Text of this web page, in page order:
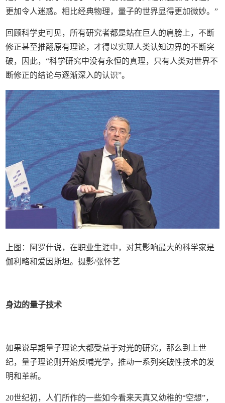
更加令人迷惑。相比经典物理，量子的世界显得更加微妙。”
回顾科学史可见，所有研究者都是站在巨人的肩膀上，不断
修正甚至推翻原有理论，才得以实现人类认知边界的不断突
破，因此，“科学研究中没有永恒的真理，只有人类对世界不
断修正的结论与逐渐深入的认识”。
上图：阿罗什说，在职业生涯中，对其影响最大的科学家是
伽利略和爱因斯坦。摄影/张怀艺
身边的量子技术
如果说早期量子理论大都受益于对光的研究，那么到上世
纪，量子理论则开始反哺光学，推动一系列突破性技术的发
明和革新。
20世纪初，人们所作的一些如今看来天真又幼稚的“空想”，